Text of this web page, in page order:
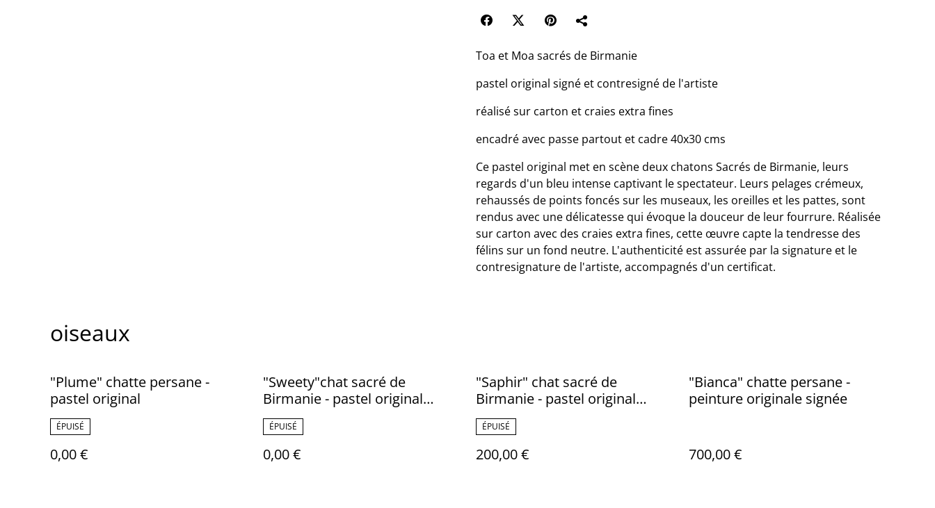
Toa et Moa sacrés de Birmanie
pastel original signé et contresigné de l'artiste
réalisé sur carton et craies extra fines
encadré avec passe partout et cadre 40x30 cms
Ce pastel original met en scène deux chatons Sacrés de Birmanie, leurs
regards d'un bleu intense captivant le spectateur. Leurs pelages crémeux,
rehaussés de points foncés sur les museaux, les oreilles et les pattes, sont
rendus avec une délicatesse qui évoque la douceur de leur fourrure. Réalisée
sur carton avec des craies extra fines, cette œuvre capte la tendresse des
félins sur un fond neutre. L'authenticité est assurée par la signature et le
contresignature de l'artiste, accompagnés d'un certificat.
oiseaux
"Plume" chatte persane -
pastel original
ÉPUISÉ
0,00 €
"Sweety"chat sacré de
Birmanie - pastel original
signé
ÉPUISÉ
0,00 €
"Saphir" chat sacré de
Birmanie - pastel original
signé
ÉPUISÉ
200,00 €
"Bianca" chatte persane -
peinture originale signée
700,00 €